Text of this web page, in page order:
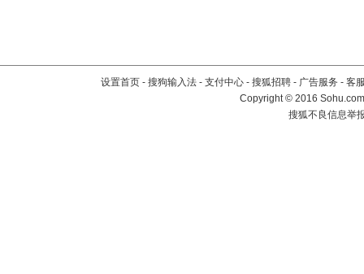
设置首页 - 搜狗输入法 - 支付中心 - 搜狐招聘 - 广告服务 - 客
Copyright©2016
搜狐不良信息举